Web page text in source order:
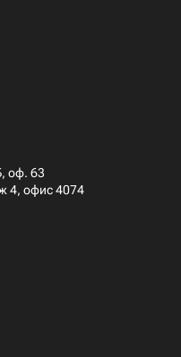
оф. 63
4, офис 4074